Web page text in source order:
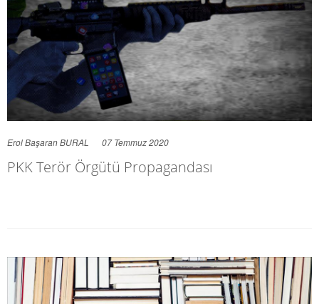
Erol Başaran BURAL 07 Temmuz 2020
PKK Terör Örgütü Propagandası